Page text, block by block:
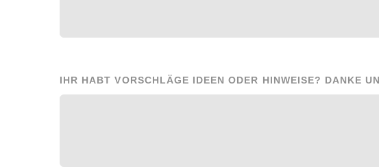
IHR HABT VORSCHLÄGE IDEEN ODER HINWEISE? DANKE